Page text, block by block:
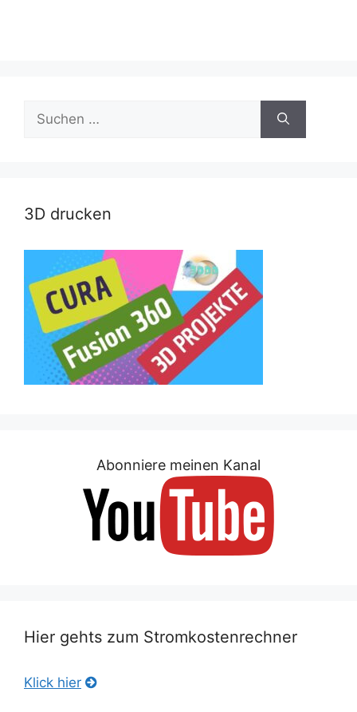
Suche
nach:
3D drucken
Abonniere meinen Kanal
Hier gehts zum Stromkostenrechner
Klick hier